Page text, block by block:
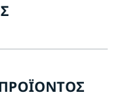
ΠΡΟΪΌΝΤΟΣ